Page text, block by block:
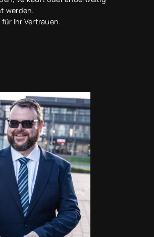
werden.
für Ihr Vertrauen.